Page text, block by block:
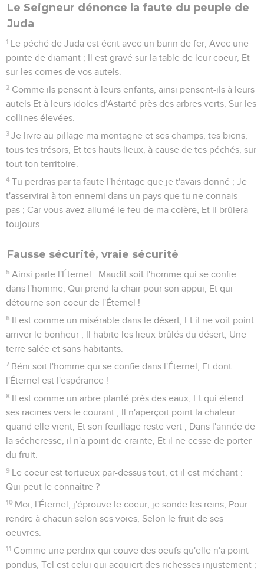
Le Seigneur dénonce la faute du peuple de
Juda
1 Le péché de Juda est écrit avec un burin de fer, Avec une
pointe de diamant ; Il est gravé sur la table de leur coeur, Et
sur les cornes de vos autels.
2 Comme ils pensent à leurs enfants, ainsi pensent-ils à leurs
autels Et à leurs idoles d'Astarté près des arbres verts, Sur les
collines élevées.
3 Je livre au pillage ma montagne et ses champs, tes biens,
tous tes trésors, Et tes hauts lieux, à cause de tes péchés, sur
tout ton territoire.
4 Tu perdras par ta faute l'héritage que je t'avais donné ; Je
t'asservirai à ton ennemi dans un pays que tu ne connais
pas ; Car vous avez allumé le feu de ma colère, Et il brûlera
toujours.
Fausse sécurité, vraie sécurité
5 Ainsi parle l'Éternel : Maudit soit l'homme qui se confie
dans l'homme, Qui prend la chair pour son appui, Et qui
détourne son coeur de l'Éternel !
6 Il est comme un misérable dans le désert, Et il ne voit point
arriver le bonheur ; Il habite les lieux brûlés du désert, Une
terre salée et sans habitants.
7 Béni soit l'homme qui se confie dans l'Éternel, Et dont
l'Éternel est l'espérance !
8 Il est comme un arbre planté près des eaux, Et qui étend
ses racines vers le courant ; Il n'aperçoit point la chaleur
quand elle vient, Et son feuillage reste vert ; Dans l'année de
la sécheresse, il n'a point de crainte, Et il ne cesse de porter
du fruit.
9 Le coeur est tortueux par-dessus tout, et il est méchant :
Qui peut le connaître ?
10 Moi, l'Éternel, j'éprouve le coeur, je sonde les reins, Pour
rendre à chacun selon ses voies, Selon le fruit de ses
oeuvres.
11 Comme une perdrix qui couve des oeufs qu'elle n'a point
pondus, Tel est celui qui acquiert des richesses injustement ;